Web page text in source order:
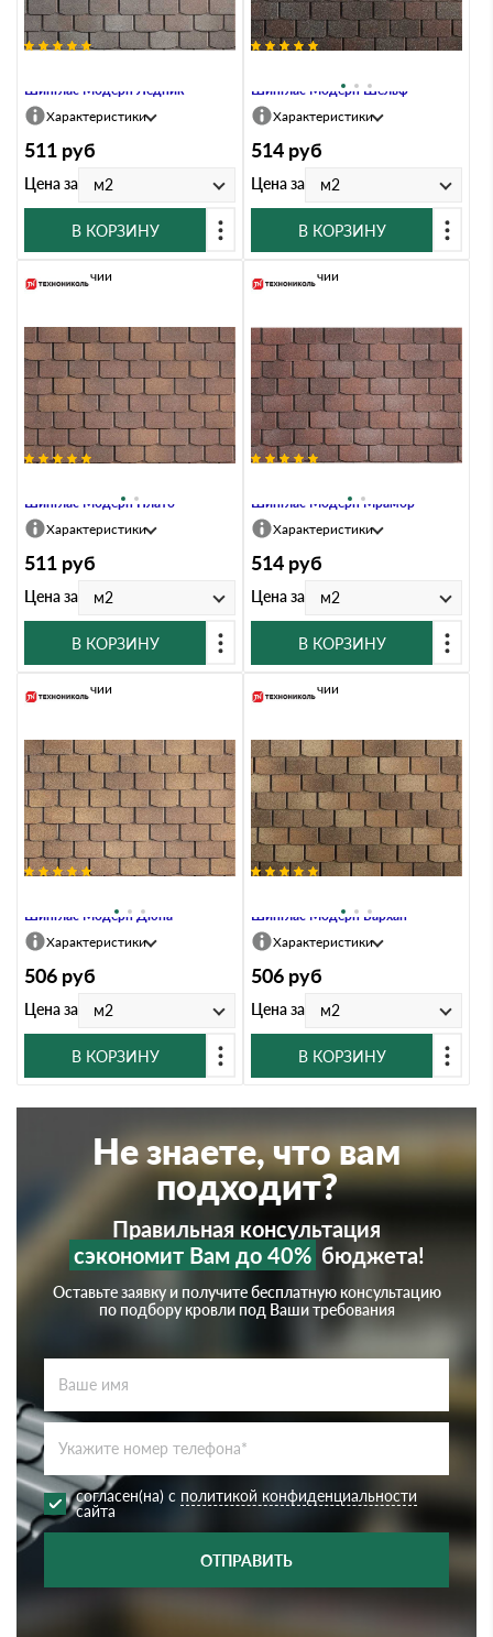
Шинглас Модерн Ледник
Характеристики
511 руб
Цена за м2
В КОРЗИНУ
Шинглас Модерн Шельф
Характеристики
514 руб
Цена за м2
В КОРЗИНУ
Шинглас Модерн Плато
В наличии
Характеристики
511 руб
Цена за м2
В КОРЗИНУ
Шинглас Модерн Мрамор
В наличии
Характеристики
514 руб
Цена за м2
В КОРЗИНУ
Шинглас Модерн Дюна
В наличии
Характеристики
506 руб
Цена за м2
В КОРЗИНУ
Шинглас Модерн Бархан
В наличии
Характеристики
506 руб
Цена за м2
В КОРЗИНУ
Не знаете, что вам
подходит?
Правильная консультация
сэкономит Вам до 40% бюджета!
Оставьте заявку и получите бесплатную консультацию
по подбору кровли под Ваши требования
согласен(на) с политикой конфиденциальности
сайта
ОТПРАВИТЬ